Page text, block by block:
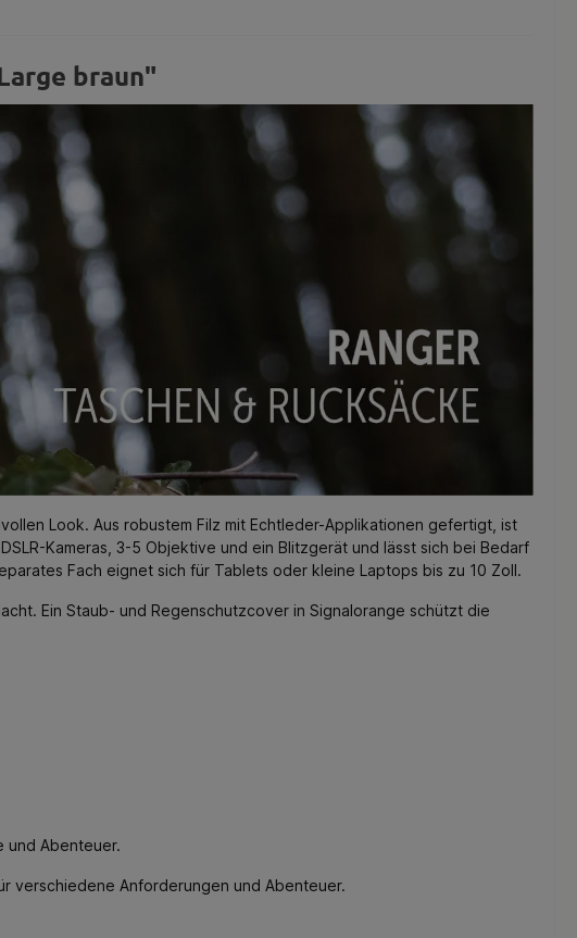
braun"
Look. Aus robustem Filz mit Echtleder-Applikationen gefertigt, ist
Kameras, 3-5 Objektive und ein Blitzgerät und lässt sich bei Bedarf
Fach eignet sich für Tablets oder kleine Laptops bis zu 10 Zoll.
Ein Staub- und Regenschutzcover in Signalorange schützt die
und Abenteuer.
verschiedene Anforderungen und Abenteuer.